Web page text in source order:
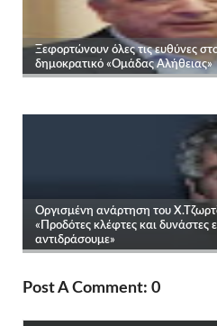
Post A Comment: 0